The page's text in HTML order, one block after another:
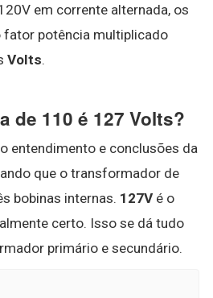
em corrente alternada, os
fator potência multiplicado
Volts.
de 110 é 127 Volts?
entendimento e conclusões da
que o transformador de
bobinas internas. 127V é o
certo. Isso se dá tudo
primário e secundário.